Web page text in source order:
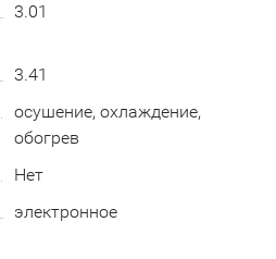
3.01
3.41
осушение, охлаждение,
обогрев
Нет
электронное